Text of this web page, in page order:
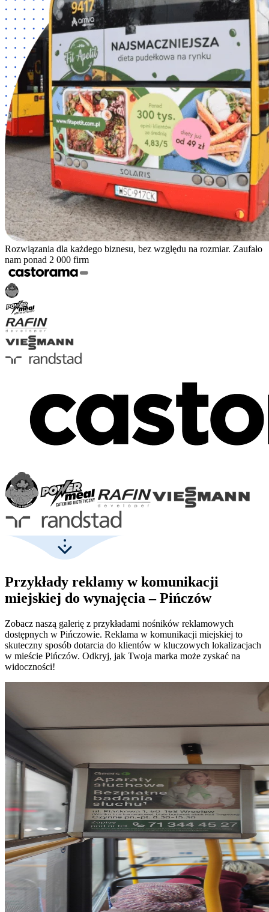
Rozwiązania dla każdego biznesu, bez względu na rozmiar. Zaufało
nam ponad 2 000 firm
Przykłady reklamy w komunikacji
miejskiej do wynajęcia – Pińczów
Zobacz naszą galerię z przykładami nośników reklamowych
dostępnych w Pińczowie. Reklama w komunikacji miejskiej to
skuteczny sposób dotarcia do klientów w kluczowych lokalizacjach
w mieście Pińczów. Odkryj, jak Twoja marka może zyskać na
widoczności!